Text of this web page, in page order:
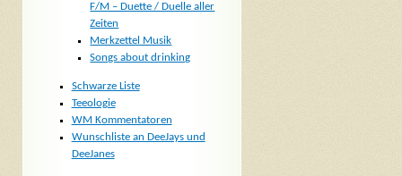
F/M – Duette / Duelle aller
Zeiten
Merkzettel Musik
Songs about drinking
Schwarze Liste
Teeologie
WM Kommentatoren
Wunschliste an DeeJays und
DeeJanes